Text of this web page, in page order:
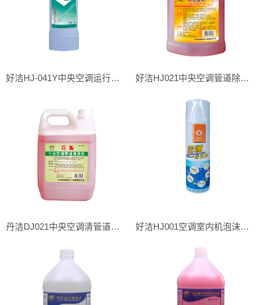
好洁HJ-041Y中央空调运行清洗剂/不停机清洗剂 好洁HJ021中央空调管道除垢清洗剂/除垢剂/克垢
丹洁DJ021中央空调清管道除垢洗剂（克垢） 好洁HJ001空调室内机泡沫清洗剂